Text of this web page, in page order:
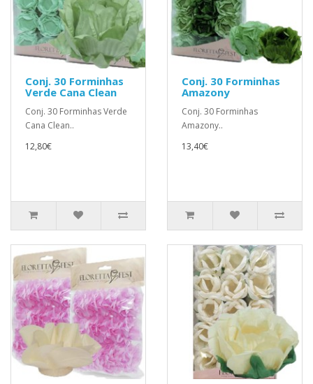
Conj. 30 Forminhas
Verde Cana Clean
Conj. 30 Forminhas Verde
Cana Clean..
12,80€
Conj. 30 Forminhas
Amazony
Conj. 30 Forminhas
Amazony..
13,40€